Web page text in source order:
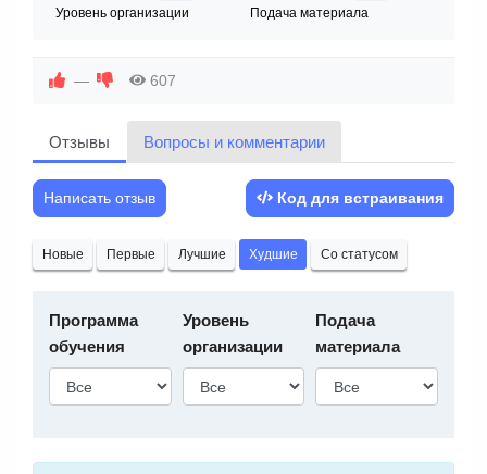
Уровень организации Подача материала
— 607
Отзывы Вопросы и комментарии
Написать отзыв Код для встраивания
Новые Первые Лучшие Худшие Со статусом
Программа
обучения
Уровень
организации
Подача
материала